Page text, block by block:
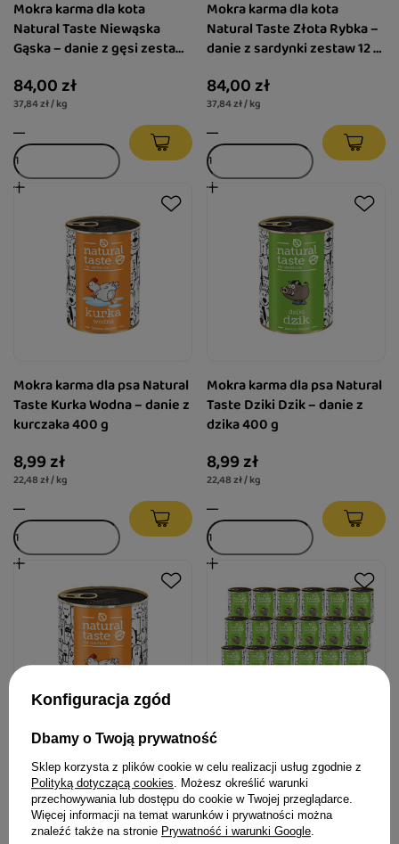
Mokra karma dla kota
Natural Taste Niewąska
Gąska – danie z gęsi zestaw
84,00 zł
37,84 zł / kg
Mokra karma dla kota
Natural Taste Złota Rybka –
danie z sardynki zestaw 12 x
84,00 zł
37,84 zł / kg
Mokra karma dla psa Natural
Taste Kurka Wodna – danie z
kurczaka 400 g
8,99 zł
22,48 zł / kg
Mokra karma dla psa Natural
Taste Dziki Dzik – danie z
dzika 400 g
8,99 zł
22,48 zł / kg
Mokra karma dla psa Natural
Taste Kurka Wodna – danie z
kurczaka 800 g
Mokra karma dla psa Natural
Taste Dziki Dzik – danie z
dzika zestaw 24 x 400 g
Konfiguracja zgód
Dbamy o Twoją prywatność
Sklep korzysta z plików cookie w celu realizacji usług zgodnie z
Polityką dotyczącą cookies . Możesz określić warunki
przechowywania lub dostępu do cookie w Twojej przeglądarce.
Więcej informacji na temat warunków i prywatności można
znaleźć także na stronie Prywatność i warunki Google